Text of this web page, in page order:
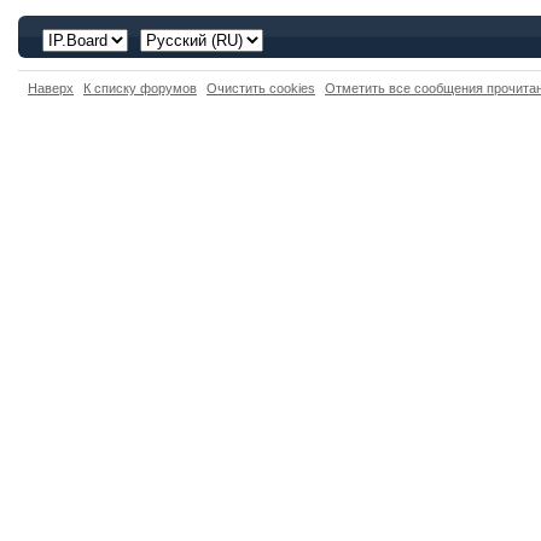
Наверх К списку форумов Очистить cookies Отметить все сообщения